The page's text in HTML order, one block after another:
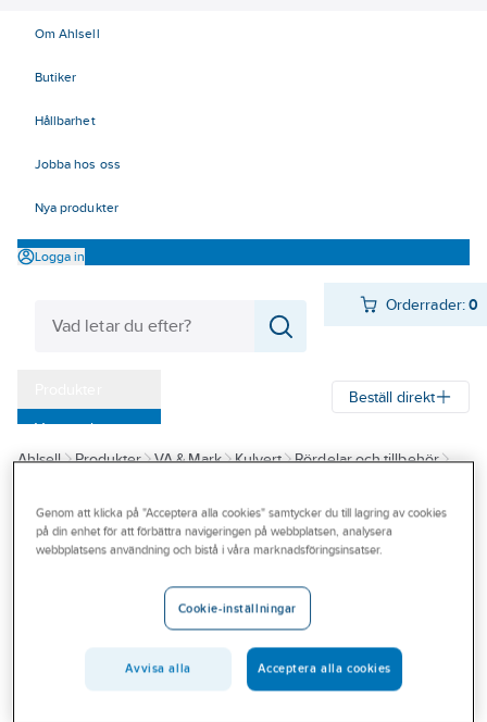
Om Ahlsell
Butiker
Hållbarhet
Jobba hos oss
Nya produkter
Logga in
Orderrader:0
Varumärken
Kampanjer
Outlet
Branscher
Beställ direkt
Ahlsell Produkter VA & Mark Kulvert
Rördelar och tillbehör
MAXITHERM
Reducringsring,
Maxitherm
111MM
REDUCRINGSRING
MAXITHERM
Artikelnummer:
Genom att klicka på "Acceptera alla cookies" samtycker du till lagring av cookies
på din enhet för att förbättra navigeringen på webbplatsen, analysera
webbplatsens användning och bistå i våra marknadsföringsinsatser.
Cookie-inställningar
Avvisa alla Acceptera alla cookies